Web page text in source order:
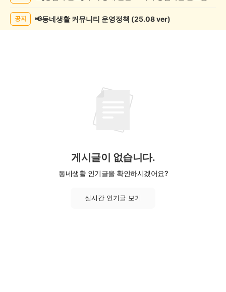
글
공지 📢동네생활 커뮤니티 운영정책 (25.08 ver)
게시글이 없습니다.
동네생활 인기글을 확인하시겠어요?
실시간 인기글 보기